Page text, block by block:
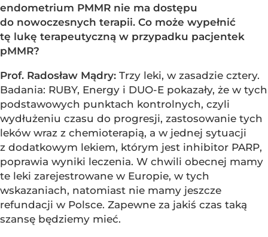
endometrium PMMR nie ma dostępu
do nowoczesnych terapii. Co może wypełnić
tę lukę terapeutyczną w przypadku pacjentek
pMMR?
Prof. Radosław Mądry: Trzy leki, w zasadzie cztery.
Badania: RUBY, Energy i DUO-E pokazały, że w tych
podstawowych punktach kontrolnych, czyli
wydłużeniu czasu do progresji, zastosowanie tych
leków wraz z chemioterapią, a w jednej sytuacji
z dodatkowym lekiem, którym jest inhibitor PARP,
poprawia wyniki leczenia. W chwili obecnej mamy
te leki zarejestrowane w Europie, w tych
wskazaniach, natomiast nie mamy jeszcze
refundacji w Polsce. Zapewne za jakiś czas taką
szansę będziemy mieć.